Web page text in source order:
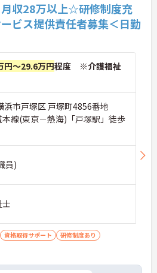
月収28万以上☆研修制度充
ビス提供責任者募集＜日勤
円～29.6万円程度 ※介護福祉
浜市戸塚区 戸塚町4856番地
本線(東京－熱海)「戸塚駅」徒歩
員)
資格取得サポート
研修制度あり